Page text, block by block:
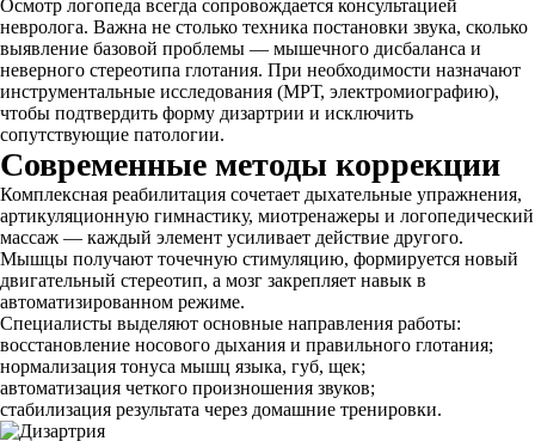
Осмотр логопеда всегда сопровождается консультацией
невролога. Важна не столько техника постановки звука, сколько
выявление базовой проблемы — мышечного дисбаланса и
неверного стереотипа глотания. При необходимости назначают
инструментальные исследования (МРТ, электромиографию),
чтобы подтвердить форму дизартрии и исключить
сопутствующие патологии.
Современные методы коррекции
Комплексная реабилитация сочетает дыхательные упражнения,
артикуляционную гимнастику, миотренажеры и логопедический
массаж — каждый элемент усиливает действие другого.
Мышцы получают точечную стимуляцию, формируется новый
двигательный стереотип, а мозг закрепляет навык в
автоматизированном режиме.
Специалисты выделяют основные направления работы:
восстановление носового дыхания и правильного глотания;
нормализация тонуса мышц языка, губ, щек;
автоматизация четкого произношения звуков;
стабилизация результата через домашние тренировки.